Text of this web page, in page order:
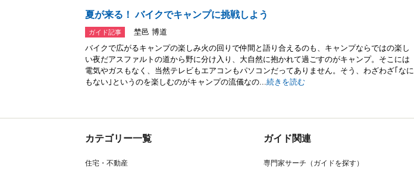
夏が来る！ バイクでキャンプに挑戦しよう
ガイド記事
埜邑 博道
バイクで広がるキャンプの楽しみ火の回りで仲間と語り合えるのも、キャンプならではの楽し
い夜だアスファルトの道から野に分け入り、大自然に抱かれて過ごすのがキャンプ。そこには
電気やガスもなく、当然テレビもエアコンもパソコンだってありません。そう、わざわざ｢なに
もない｣というのを楽しむのがキャンプの流儀なの...続きを読む
カテゴリー一覧
住宅・不動産
ガイド関連
専門家サーチ（ガイドを探す）